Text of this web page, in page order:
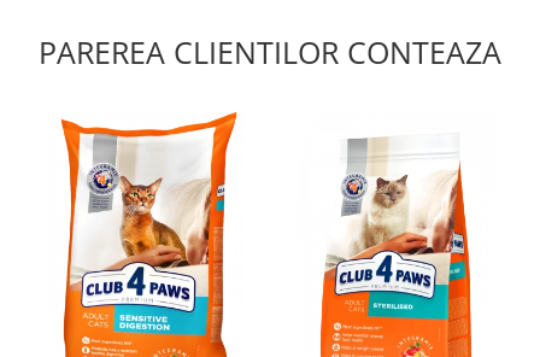
PAREREA CLIENTILOR CONTEAZA